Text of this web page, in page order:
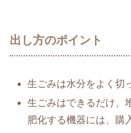
出し方のポイント
生ごみは水分をよく切
生ごみはできるだけ、
肥化する機器には、購